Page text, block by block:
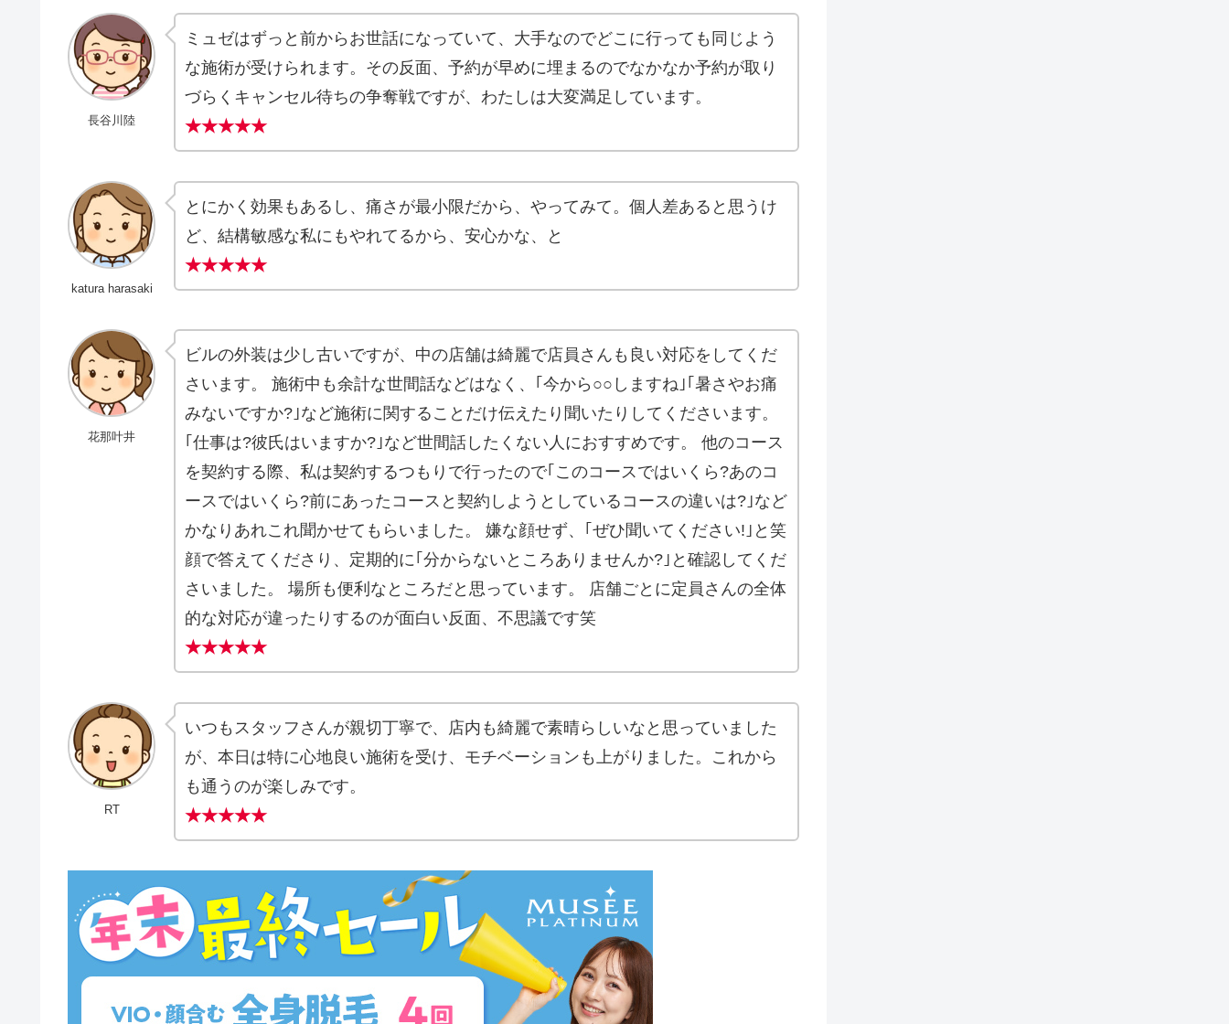
長谷川陸
ミュゼはずっと前からお世話になっていて、大手なのでどこに行っても同じよう
な施術が受けられます。その反面、予約が早めに埋まるのでなかなか予約が取り
づらくキャンセル待ちの争奪戦ですが、わたしは大変満足しています。
★★★★★
katura harasaki
とにかく効果もあるし、痛さが最小限だから、やってみて。個人差あると思うけ
ど、結構敏感な私にもやれてるから、安心かな、と
★★★★★
花那叶井
ビルの外装は少し古いですが、中の店舗は綺麗で店員さんも良い対応をしてくだ
さいます。 施術中も余計な世間話などはなく、｢今から○○しますね｣｢暑さやお痛
みないですか?｣など施術に関することだけ伝えたり聞いたりしてくださいます。
｢仕事は?彼氏はいますか?｣など世間話したくない人におすすめです。 他のコース
を契約する際、私は契約するつもりで行ったので｢このコースではいくら?あのコ
ースではいくら?前にあったコースと契約しようとしているコースの違いは?｣など
かなりあれこれ聞かせてもらいました。 嫌な顔せず、｢ぜひ聞いてください!｣と笑
顔で答えてくださり、定期的に｢分からないところありませんか?｣と確認してくだ
さいました。 場所も便利なところだと思っています。 店舗ごとに定員さんの全体
的な対応が違ったりするのが面白い反面、不思議です笑
★★★★★
RT
いつもスタッフさんが親切丁寧で、店内も綺麗で素晴らしいなと思っていました
が、本日は特に心地良い施術を受け、モチベーションも上がりました。これから
も通うのが楽しみです。
★★★★★